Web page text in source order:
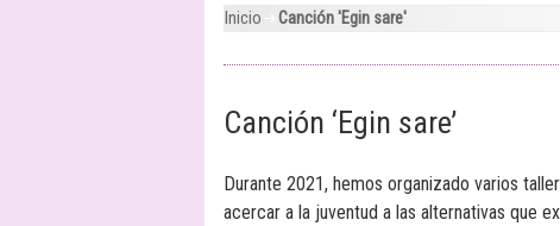
Inicio Canción 'Egin sare'
Canción ‘Egin sare’
Durante 2021, hemos organizado varios
acercar a la juventud a las alternativas que